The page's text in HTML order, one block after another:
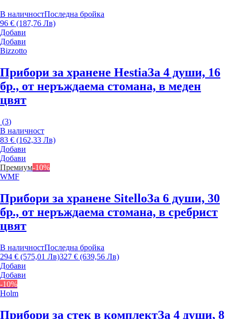
В наличностПоследна бройка
96 € (187,76 Лв)
Добави
Добави
Bizzotto
Прибори за хранене HestiaЗа 4 души, 16
бр., от неръждаема стомана, в меден
цвят
(3)
В наличност
83 € (162,33 Лв)
Добави
Добави
Премиум-10%
WMF
Прибори за хранене SitelloЗа 6 души, 30
бр., от неръждаема стомана, в сребрист
цвят
В наличностПоследна бройка
294 € (575,01 Лв)327 € (639,56 Лв)
Добави
Добави
-10%
Holm
Прибори за стек в комплектЗа 4 души, 8